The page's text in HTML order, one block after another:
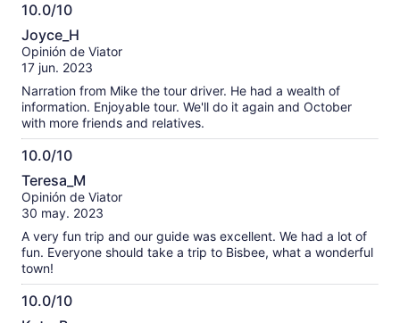
10.0/10
10.0
de
10
Joyce_H
Opinión de Viator
17 jun. 2023
Narration from Mike the tour driver. He had a wealth of
information. Enjoyable tour. We'll do it again and October
with more friends and relatives.
10.0/10
10.0
de
10
Teresa_M
Opinión de Viator
30 may. 2023
A very fun trip and our guide was excellent. We had a lot of
fun. Everyone should take a trip to Bisbee, what a wonderful
town!
10.0/10
10.0